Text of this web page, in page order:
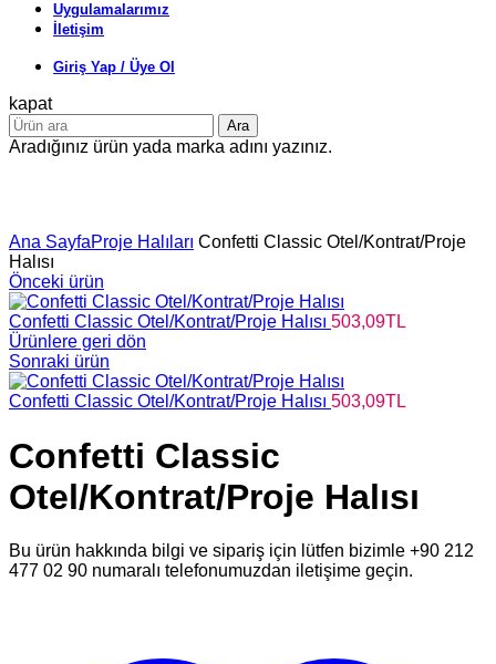
Uygulamalarımız
İletişim
Giriş Yap / Üye Ol
kapat
Ara
Aradığınız ürün yada marka adını yazınız.
Ana SayfaProje Halıları Confetti Classic Otel/Kontrat/Proje
Halısı
Önceki ürün
Confetti Classic Otel/Kontrat/Proje Halısı 503,09TL
Ürünlere geri dön
Sonraki ürün
Confetti Classic Otel/Kontrat/Proje Halısı 503,09TL
Confetti Classic
Otel/Kontrat/Proje Halısı
Bu ürün hakkında bilgi ve sipariş için lütfen bizimle +90 212
477 02 90 numaralı telefonumuzdan iletişime geçin.